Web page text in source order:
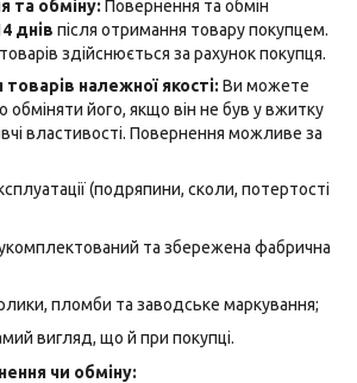
та обміну: Повернення та обмін
днів після отримання товару покупцем.
здійснюється за рахунок покупця.
належної якості: Ви можете
обміняти його, якщо він не був у вжитку
властивості. Повернення можливе за
(подряпини, сколи, потертості
та збережена фабрична
пломби та заводське маркування;
вигляд, що й при покупці.
чи обміну: